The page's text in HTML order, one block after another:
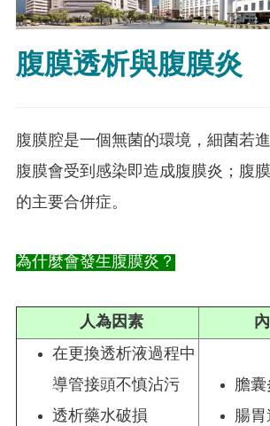
腹膜透析與腹膜炎
腹膜腔是一個無菌的環境，細菌若
腹膜會受到感染即造成腹膜炎；腹
的主要合併症。
為什麼會發生腹膜炎？
人為因素
在更換透析液過程中
導管接頭不慎沾污
透析藥水破損
膽囊
腸胃